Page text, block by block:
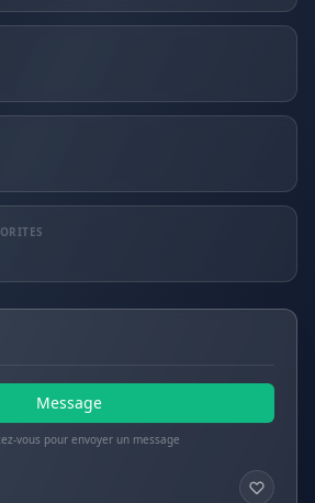
Message
vous pour envoyer un message